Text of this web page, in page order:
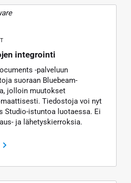
integrointi
-palveluun
suoraan Bluebeam-
jolloin muutokset
Tiedostoja voi nyt
Studio-istuntoa luotaessa. Ei
ja lähetyskierroksia.